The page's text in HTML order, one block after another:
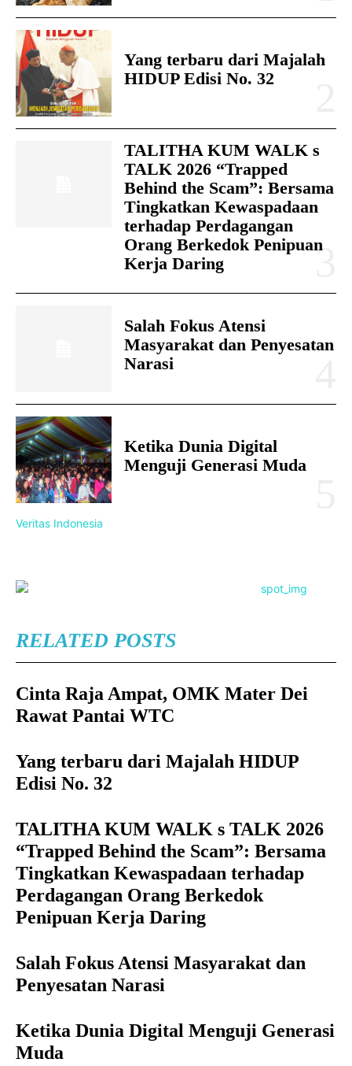
Yang terbaru dari Majalah
HIDUP Edisi No. 32
TALITHA KUM WALK s
TALK 2026 “Trapped
Behind the Scam”: Bersama
Tingkatkan Kewaspadaan
terhadap Perdagangan
Orang Berkedok Penipuan
Kerja Daring
Salah Fokus Atensi
Masyarakat dan Penyesatan
Narasi
Ketika Dunia Digital
Menguji Generasi Muda
Veritas Indonesia
RELATED POSTS
Cinta Raja Ampat, OMK Mater Dei
Rawat Pantai WTC
Yang terbaru dari Majalah HIDUP
Edisi No. 32
TALITHA KUM WALK s TALK 2026
“Trapped Behind the Scam”: Bersama
Tingkatkan Kewaspadaan terhadap
Perdagangan Orang Berkedok
Penipuan Kerja Daring
Salah Fokus Atensi Masyarakat dan
Penyesatan Narasi
Ketika Dunia Digital Menguji Generasi
Muda